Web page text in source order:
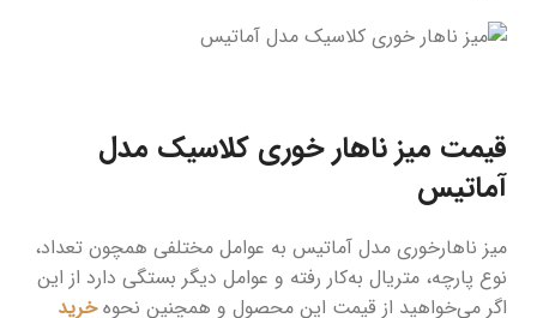
قیمت میز ناهار خوری کلاسیک مدل
آماتیس
میز ناهارخوری مدل آماتیس به عوامل مختلفی همچون تعداد،
نوع پارچه، متریال به‌کار رفته و عوامل دیگر بستگی دارد از این
اگر می‌خواهید از قیمت این محصول و همچنین نحوهخرید